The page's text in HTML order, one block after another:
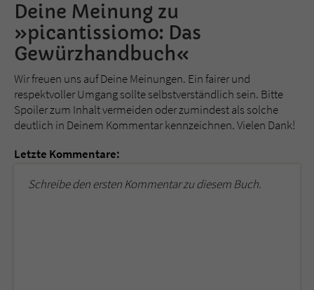
Deine Meinung zu
»picantissiomo: Das
Gewürzhandbuch«
Wir freuen uns auf Deine Meinungen. Ein fairer und
respektvoller Umgang sollte selbstverständlich sein. Bitte
Spoiler zum Inhalt vermeiden oder zumindest als solche
deutlich in Deinem Kommentar kennzeichnen. Vielen Dank!
Letzte Kommentare:
Schreibe den ersten Kommentar zu diesem Buch.